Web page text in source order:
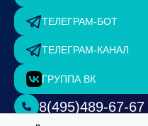
ТЕЛЕГРАМ-БОТ
ТЕЛЕГРАМ-КАНАЛ
ГРУППА ВК
8(495)489-67-67